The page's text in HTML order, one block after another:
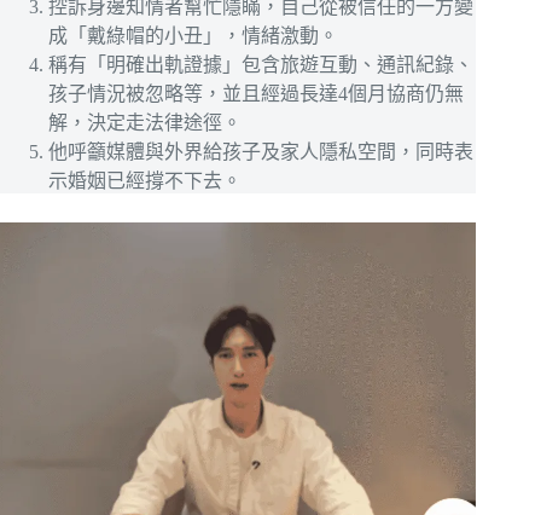
控訴身邊知情者幫忙隱瞞，自己從被信任的一方變
成「戴綠帽的小丑」，情緒激動。
稱有「明確出軌證據」包含旅遊互動、通訊紀錄、
孩子情況被忽略等，並且經過長達4個月協商仍無
解，決定走法律途徑。
他呼籲媒體與外界給孩子及家人隱私空間，同時表
示婚姻已經撐不下去。